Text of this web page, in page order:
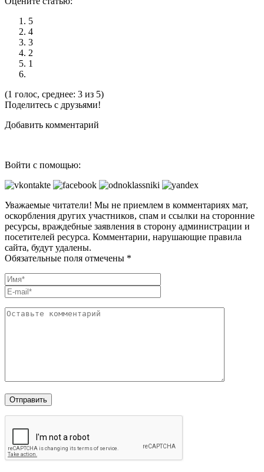
5
4
3
2
1
(1 голос, среднее: 3 из 5)
Поделитесь с друзьями!
Добавить комментарий
Войти с помощью:
Уважаемые читатели! Мы не приемлем в комментариях мат,
оскорбления других участников, спам и ссылки на сторонние
ресурсы, враждебные заявления в сторону администрации и
посетителей ресурса. Комментарии, нарушающие правила
сайта, будут удалены.
Обязательные поля отмечены *